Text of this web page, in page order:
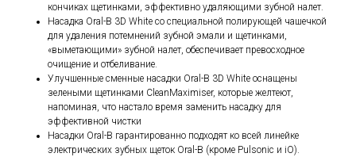
кончиках щетинками, эффективно удаляющими зубной налет.
Насадка Oral-B 3D White со специальной полирующей чашечкой
для удаления потемнений зубной эмали и щетинками,
«выметающими» зубной налет, обеспечивает превосходное
очищение и отбеливание.
Улучшенные сменные насадки Oral-B 3D White оснащены
зелеными щетинками CleanMaximiser, которые желтеют,
напоминая, что настало время заменить насадку для
эффективной чистки
Насадки Oral-B гарантированно подходят ко всей линейке
электрических зубных щеток Oral-B (кроме Pulsonic и iO).